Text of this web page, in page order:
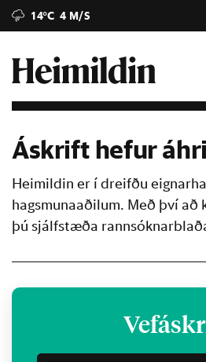
14°C 4 M/S
Áskrift hefur
Heimildin er í dreifðu
hagsmunaaðilum. Með því
þú sjálfstæða